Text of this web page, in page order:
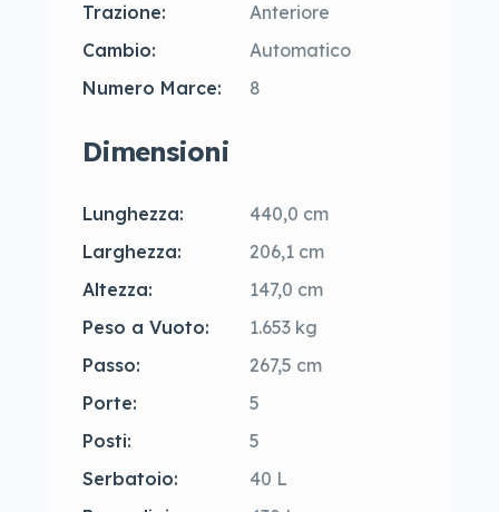
Trazione:
Anteriore
Cambio:
Automatico
Numero Marce:
8
Dimensioni
Lunghezza:
440,0 cm
Larghezza:
206,1 cm
Altezza:
147,0 cm
Peso a Vuoto:
1.653 kg
Passo:
267,5 cm
Porte:
5
Posti:
5
Serbatoio:
40 L